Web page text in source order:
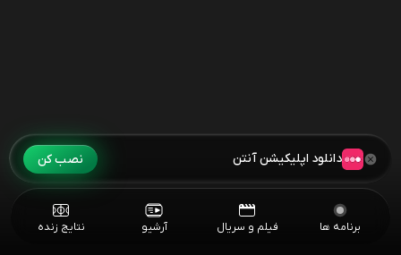
برنامه ها فیلم و سریال آرشیو نتایج زنده
دانلود اپلیکیشن آنتن نصب کن